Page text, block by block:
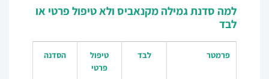
למה סדנת גמילה מקנאביס ולא טיפול פרטי או
לבד
פרמטר לבד
טיפול
פרטי
הסדנה